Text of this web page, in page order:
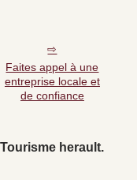
Faites appel à une
entreprise locale et
de confiance
herault.